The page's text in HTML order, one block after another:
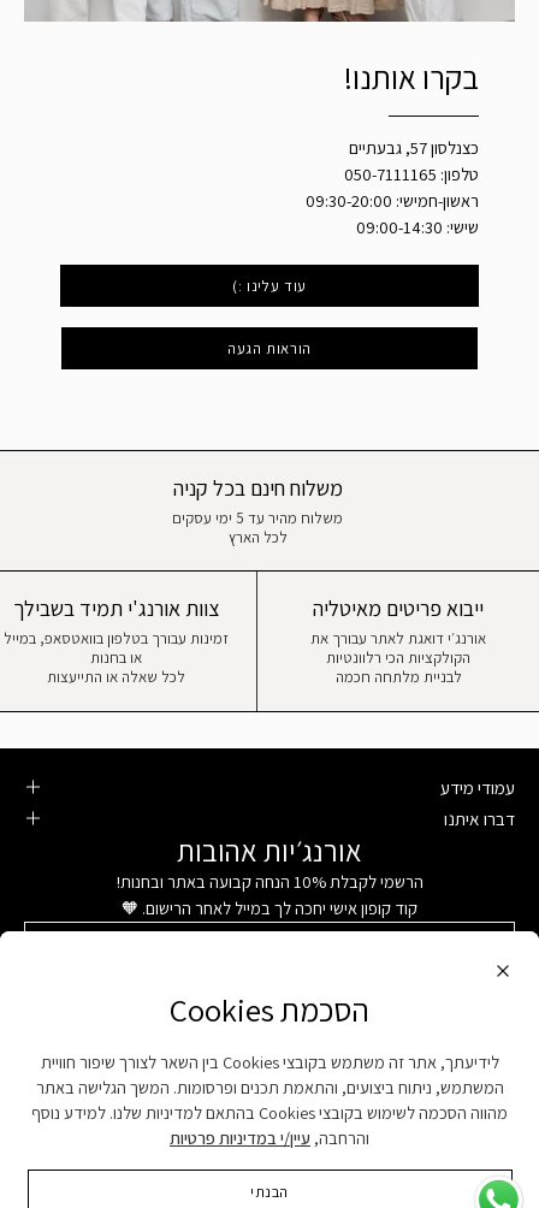
הסכמת Cookies
לידיעתך, אתר זה משתמש בקובצי Cookies בין השאר לצורך שיפור חוויית
המשתמש, ניתוח ביצועים, והתאמת תכנים ופרסומות. המשך הגלישה באתר
מהווה הסכמה לשימוש בקובצי Cookies בהתאם למדיניות שלנו. למידע נוסף
והרחבה, עיין/י במדיניות פרטיות
הבנתי
הסכמת Cookies
לידיעתך, אתר זה משתמש בקובצי Cookies בין השאר לצורך שיפור חוויית
המשתמש, ניתוח ביצועים, והתאמת תכנים ופרסומות. המשך הגלישה באתר
מהווה הסכמה לשימוש בקובצי Cookies בהתאם למדיניות שלנו. למידע נוסף
והרחבה, עיין/י במדיניות פרטיות
הבנתי
בקרו אותנו!
כצנלסון 57, גבעתיים
טלפון: 050-7111165
ראשון-חמישי: 09:30-20:00
שישי: 09:00-14:30
עוד עלינו :)
הוראות הגעה
משלוח חינם בכל קניה
משלוח מהיר עד 5 ימי עסקים
לכל הארץ
ייבוא פריטים מאיטליה
אורנג׳י דואגת לאתר עבורך את
הקולקציות הכי רלוונטיות
לבניית מלתחה חכמה
צוות אורנג'י תמיד בשבילך
זמינות עבורך בטלפון בוואטסאפ, במייל
או בחנות
לכל שאלה או התייעצות
עמודי מידע
דברו איתנו
אורנג׳יות אהובות
הרשמי לקבלת 10% הנחה קבועה באתר ובחנות!
קוד קופון אישי יחכה לך במייל לאחר הרישום. 🧡
אני מאשר/ת שהפרטים שהוזנו ישמרו ויעובדו לצרכים מסחריים במאגרי המידע של אורנג'י בהתאם
למדיניות הפרטיות. איני מחויב/ת למסור את המידע, אך ללא מסירתו לא יתאפשר רישום למועדון וקבלת
הפרטים שנמסרו. ניתן להסיר דיוור בכל שלב.
הרשמה